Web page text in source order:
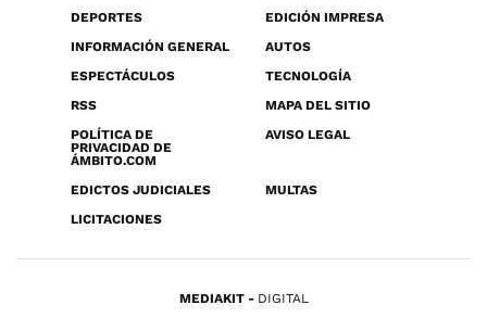
DEPORTES
EDICIÓN IMPRESA
INFORMACIÓN GENERAL
AUTOS
ESPECTÁCULOS
TECNOLOGÍA
RSS
MAPA DEL SITIO
POLÍTICA DE
PRIVACIDAD DE
ÁMBITO.COM
AVISO LEGAL
EDICTOS JUDICIALES
MULTAS
LICITACIONES
MEDIAKIT DIGITAL